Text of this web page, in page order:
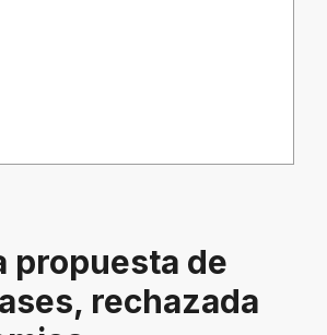
propuesta de
rechazada